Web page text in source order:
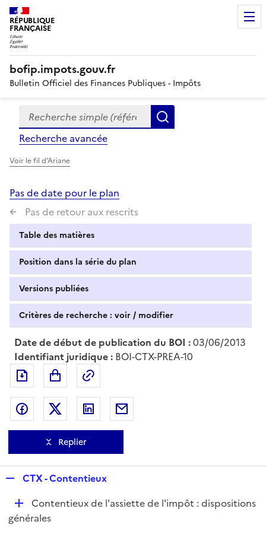
RÉPUBLIQUE
FRANÇAISE
bofip.impots.gouv.fr
Bulletin Officiel des Finances Publiques - Impôts
Formulaire
de
recherche
Recherche simple (références, mots clés, partie du
Recherche avancée
Voir le fil d'Ariane
Pas de date pour le plan
Pas de retour aux rescrits
Table des matières
Position dans la série du plan
Versions publiées
Critères de recherche : voir / modifier
Date de début de publication du BOI :03/06/2013
Identifiant juridique : BOI-CTX-PREA-10
Exporter le document au format pdf
Partager sur Facebook
Partager sur Twitter
Partager sur LinkedIn
Replier
p
l
CTX - Contentieux
D
é
Contentieux de l'assiette de l'impôt : dispositions
générales